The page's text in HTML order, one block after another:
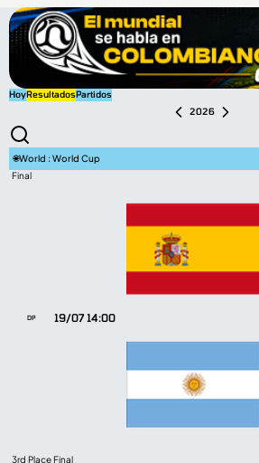
HoyResultadosPartidos
2026
🌐World : World Cup
Final
19/07 14:00
DP
3rd Place Final